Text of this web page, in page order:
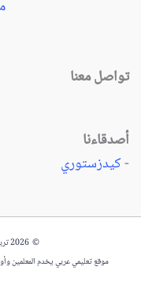
تواصل معنا
أصدقاءنا
-كيدزستوري
© 2026 تربية دوت كوم – جميع الحقوق محفوظة.
موقع تعليمي عربي يخدم المعلمين